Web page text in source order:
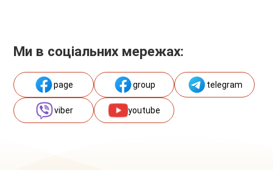
Ми в соціальних мережах:
page group telegram
viber youtube